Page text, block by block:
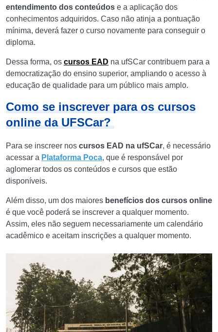
entendimento dos conteúdos e a aplicação dos
conhecimentos adquiridos. Caso não atinja a pontuação
mínima, deverá fazer o curso novamente para conseguir o
diploma.
Dessa forma, os cursos EAD na ufSCar contribuem para a
democratização do ensino superior, ampliando o acesso à
educação de qualidade para um público mais amplo.
Como se inscrever para os cursos
online da UFSCar?
Para se inscreer nos cursos EAD na ufSCar, é necessário
acessar a Plataforma Poca, que é responsável por
aglomerar todos os conteúdos e cursos que estão
disponíveis.
Além disso, um dos maiores benefícios dos cursos online
é que você poderá se inscrever a qualquer momento.
Assim, eles não seguem necessariamente um calendário
acadêmico e aceitam inscrições a qualquer momento.